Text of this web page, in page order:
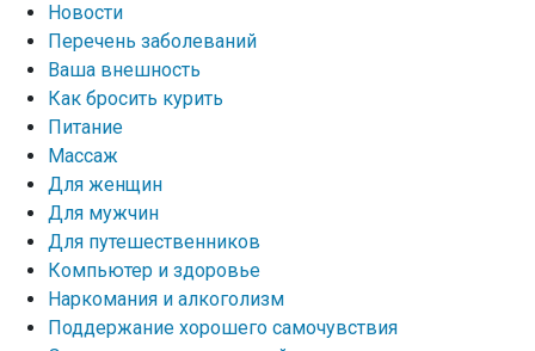
Новости
Перечень заболеваний
Ваша внешность
Как бросить курить
Питание
Массаж
Для женщин
Для мужчин
Для путешественников
Компьютер и здоровье
Наркомания и алкоголизм
Поддержание хорошего самочувствия